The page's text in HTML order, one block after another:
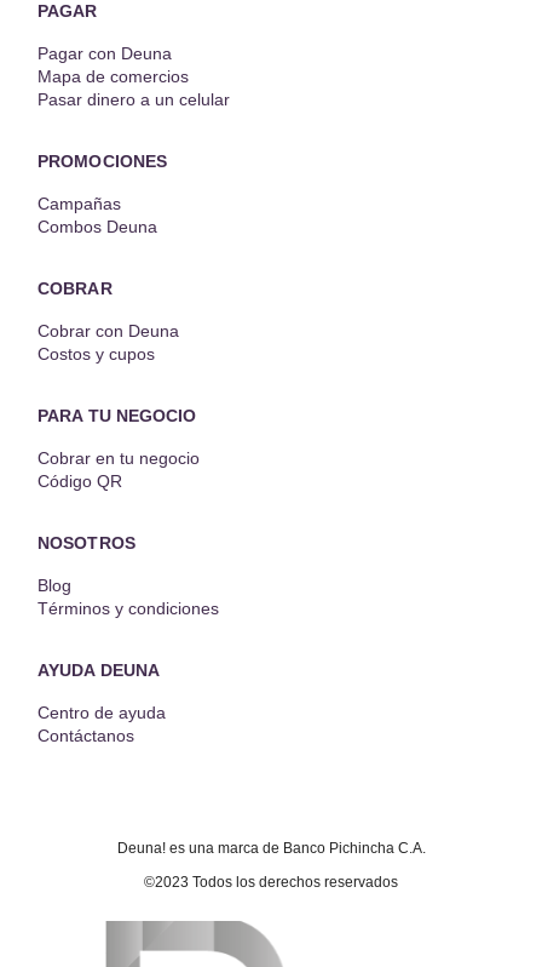
PAGAR
Pagar con Deuna
Mapa de comercios
Pasar dinero a un celular
PROMOCIONES
Campañas
Combos Deuna
COBRAR
Cobrar con Deuna
Costos y cupos
PARA TU NEGOCIO
Cobrar en tu negocio
Código QR
NOSOTROS
Blog
Términos y condiciones
AYUDA DEUNA
Centro de ayuda
Contáctanos
Deuna! es una marca de Banco Pichincha C.A.
©2023 Todos los derechos reservados